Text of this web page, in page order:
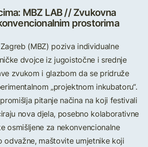
MBZ LAB // Zvukovna
prostorima
(MBZ) poziva individualne
dvojce iz jugoistočne i srednje
zvukom i glazbom da se pridruže
„projektnom inkubatoru“.
pitanje načina na koji festivali
nova djela, posebno kolaborativne
osmišljene za nekonvencionalne
odvažne, maštovite umjetnike koji